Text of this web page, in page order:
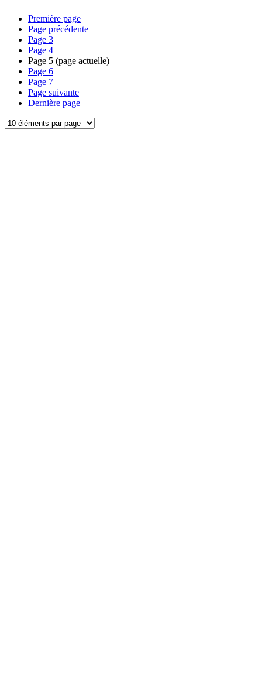
Première page
Page précédente
Page 3
Page 4
Page 5 (page actuelle)
Page 6
Page 7
Page suivante
Dernière page